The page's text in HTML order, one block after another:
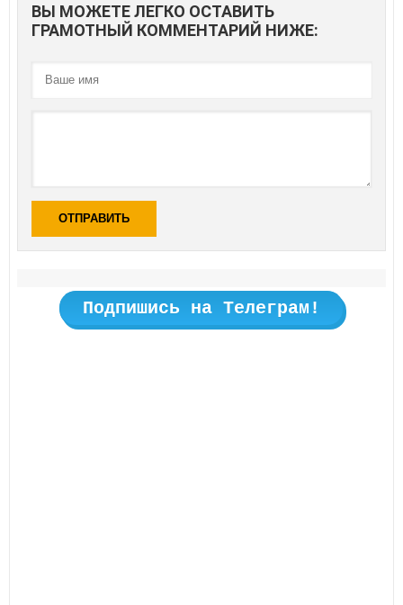
ВЫ МОЖЕТЕ ЛЕГКО ОСТАВИТЬ
ГРАМОТНЫЙ КОММЕНТАРИЙ НИЖЕ:
ОТПРАВИТЬ
Подпишись на Телеграм!